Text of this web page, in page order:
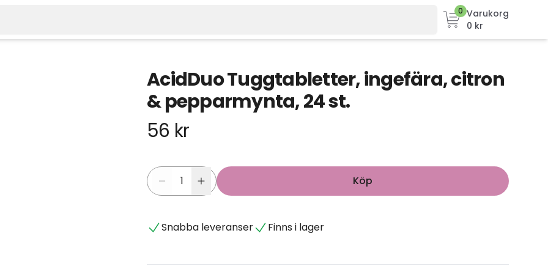
0 Varukorg
0 kr
AcidDuo Tuggtabletter, ingefära, citron
& pepparmynta, 24 st.
56 kr
Köp
Snabba leveranser Finns i lager